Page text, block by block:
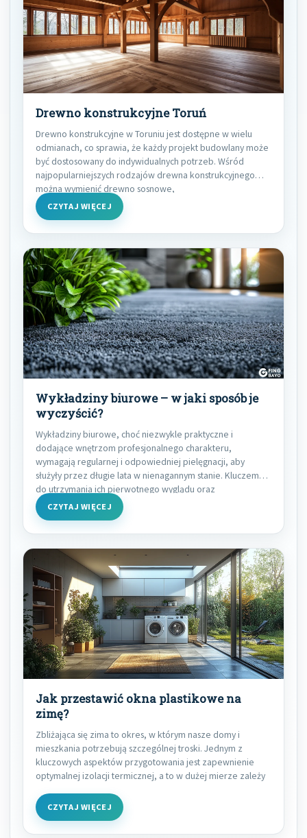
Drewno konstrukcyjne Toruń
Drewno konstrukcyjne w Toruniu jest dostępne w wielu
odmianach, co sprawia, że każdy projekt budowlany może
być dostosowany do indywidualnych potrzeb. Wśród
najpopularniejszych rodzajów drewna konstrukcyjnego
można wymienić drewno sosnowe,
CZYTAJ WIĘCEJ
Wykładziny biurowe – w jaki sposób je
wyczyścić?
Wykładziny biurowe, choć niezwykle praktyczne i
dodające wnętrzom profesjonalnego charakteru,
wymagają regularnej i odpowiedniej pielęgnacji, aby
służyły przez długie lata w nienagannym stanie. Kluczem
do utrzymania ich pierwotnego wyglądu oraz
CZYTAJ WIĘCEJ
Jak przestawić okna plastikowe na
zimę?
Zbliżająca się zima to okres, w którym nasze domy i
mieszkania potrzebują szczególnej troski. Jednym z
kluczowych aspektów przygotowania jest zapewnienie
optymalnej izolacji termicznej, a to w dużej mierze zależy
CZYTAJ WIĘCEJ